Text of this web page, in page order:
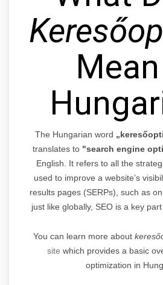
The Hungarian word
translates to "search engine
English. It refers to all the
used to improve a website’s
results pages (SERPs), such as
just like globally, SEO is a key
You can learn more about
site which provides a basic
optimization in